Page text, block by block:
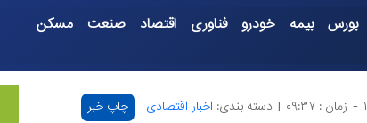
بورس بیمه خودرو فناوری اقتصاد صنعت مسکن
- زمان : ۰۹:۳۷ | دسته بندی: اخبار اقتصادی چاپ خبر